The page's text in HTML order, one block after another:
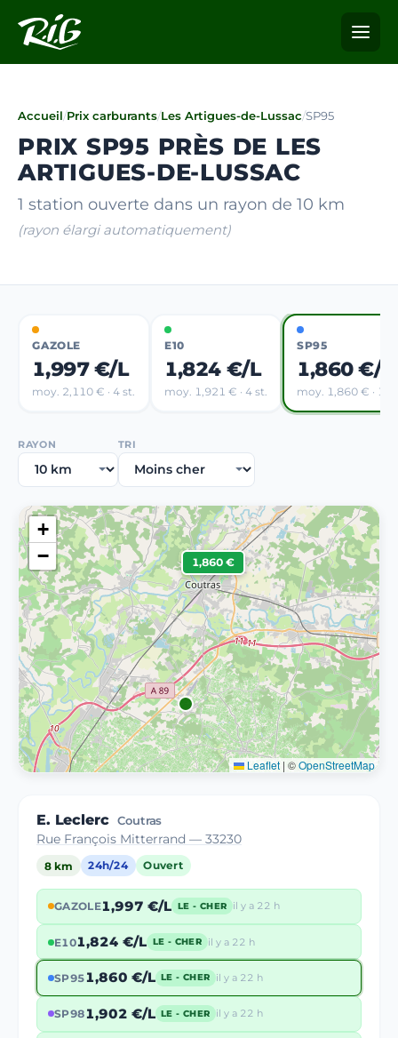
Accueil/Prix carburants/Les Artigues-de-Lussac/SP95
PRIX SP95 PRÈS DE LES
ARTIGUES-DE-LUSSAC
1 station ouverte dans un rayon de 10 km
(rayon élargi automatiquement)
GAZOLE
1,997 €/L
moy. 2,110 € · 4 st.
E10
1,824 €/L
moy. 1,921 € · 4 st.
SP95
1,860 €/L
moy. 1,860 € · 1
RAYON TRI
1,860 €
+
−
Leaflet | ©OpenStreetMap
E. Leclerc Coutras
Rue François Mitterrand — 33230
8 km 24h/24 Ouvert
GAZOLE1,997 €/L LE - CHER il y a 22 h
E101,824 €/L LE - CHER il y a 22 h
SP951,860 €/L LE - CHER il y a 22 h
SP981,902 €/L LE - CHER il y a 22 h